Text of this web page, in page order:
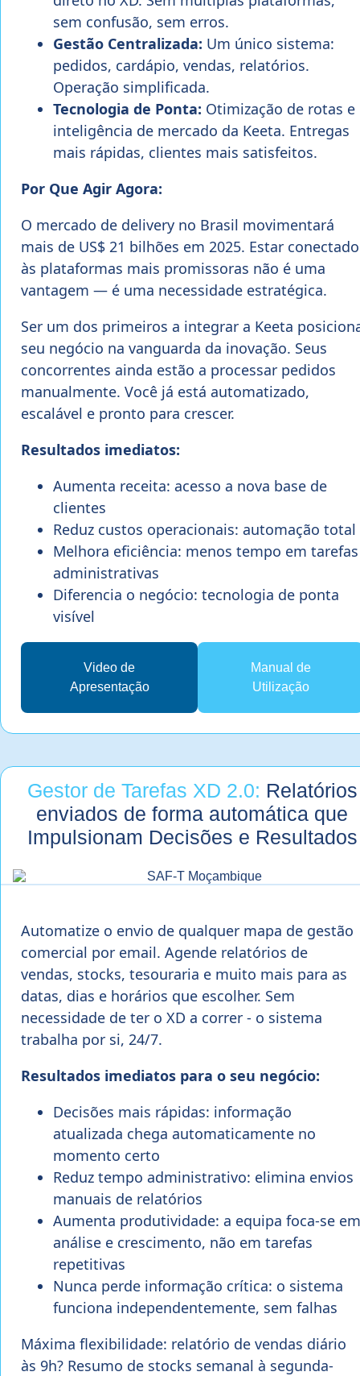
sem confusão, sem erros.
Gestão Centralizada: Um único sistema:
pedidos, cardápio, vendas, relatórios.
Operação simplificada.
Tecnologia de Ponta: Otimização de rotas e
inteligência de mercado da Keeta. Entregas
mais rápidas, clientes mais satisfeitos.
Por Que Agir Agora:
O mercado de delivery no Brasil movimentará
mais de US$ 21 bilhões em 2025. Estar conectado
às plataformas mais promissoras não é uma
vantagem — é uma necessidade estratégica.
Ser um dos primeiros a integrar a Keeta
seu negócio na vanguarda da inovação. Seus
concorrentes ainda estão a processar pedidos
manualmente. Você já está automatizado,
escalável e pronto para crescer.
Resultados imediatos:
Aumenta receita: acesso a nova base de
clientes
Reduz custos operacionais: automação total
Melhora eficiência: menos tempo em tarefas
administrativas
Diferencia o negócio: tecnologia de ponta
visível
Video de
Apresentação
Manual de
Utilização
Gestor de Tarefas XD 2.0: Relatórios
enviados de forma automática que
Impulsionam Decisões e Resultados
Automatize o envio de qualquer mapa de gestão
comercial por email. Agende relatórios de
vendas, stocks, tesouraria e muito mais para as
datas, dias e horários que escolher. Sem
necessidade de ter o XD a correr - o sistema
trabalha por si, 24/7.
Resultados imediatos para o seu negócio:
Decisões mais rápidas: informação
atualizada chega automaticamente no
momento certo
Reduz tempo administrativo: elimina envios
manuais de relatórios
Aumenta produtividade: a equipa foca-se em
análise e crescimento, não em tarefas
repetitivas
Nunca perde informação crítica: o sistema
funciona independentemente, sem falhas
Máxima flexibilidade: relatório de vendas diário
às 9h? Resumo de stocks semanal à segunda-